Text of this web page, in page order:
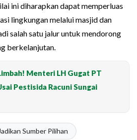
ini diharapkan dapat memperluas
lingkungan melalui masjid dan
salah satu jalur untuk mendorong
berkelanjutan.
Menteri LH Gugat PT
Pestisida Racuni Sungai
Sumber Pilihan